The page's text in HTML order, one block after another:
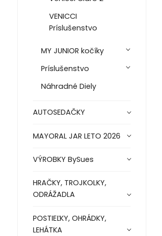
VENICCI
Príslušenstvo
MY JUNIOR kočíky
Príslušenstvo
Náhradné Diely
AUTOSEDAČKY
MAYORAL JAR LETO 2026
VÝROBKY BySues
HRAČKY, TROJKOLKY,
ODRÁŽADLA
POSTIEĽKY, OHRÁDKY,
LEHÁTKA